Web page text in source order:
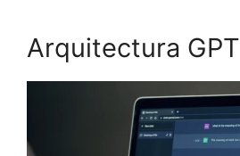
Arquitectura GPT